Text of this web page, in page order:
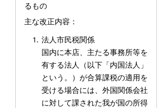
るもの
主な改正内容：
法人市民税関係
国内に本店、主たる事務所等を
有する法人（以下「内国法人」
という。）が合算課税の適用を
受ける場合には、外国関係会社
に対して課された我が国の所得